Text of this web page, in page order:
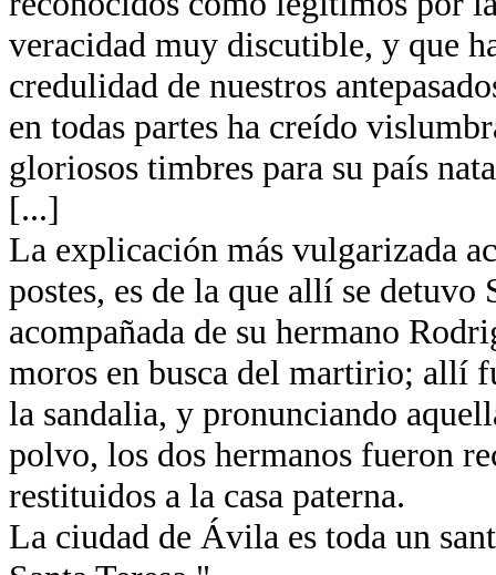
veracidad muy discutible, y que
credulidad de nuestros
en todas partes ha creído
gloriosos timbres para su país
[...]
La explicación más vulgarizada
postes, es de la que allí se detuvo
acompañada de su hermano
moros en busca del martirio; allí
la sandalia, y pronunciando
polvo, los dos hermanos fueron
restituidos a la casa paterna.
La ciudad de Ávila es toda un